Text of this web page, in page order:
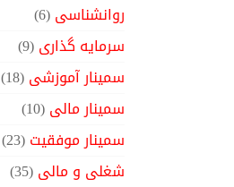
روانشناسی(6)
سرمایه گذاری(9)
سمینار آموزشی(18)
سمینار مالی(10)
سمینار موفقیت(23)
شغلی و مالی(35)